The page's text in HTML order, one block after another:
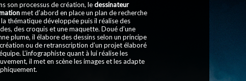
son processus de création, ledessinateur
met d’abord en place un plan de recherche
la thématique développée puis il réalise des
des croquis et une maquette. Doué d’une
plume, il élabore des dessins selon un principe
ou de retranscription d’un projet élaboré
L’infographiste quant à lui réalise les
il met en scène les images et les adapte